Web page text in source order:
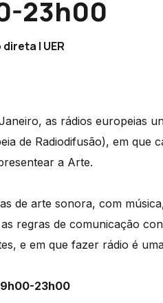
23h00
| UER
as rádios europeias
de Radiodifusão), em que
a Arte.
de arte sonora, com
regras de comunicação
e em que fazer rádio é
23h00